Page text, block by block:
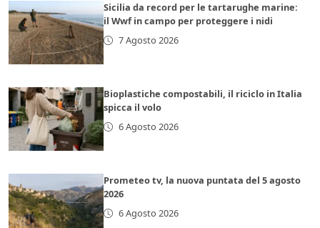
Sicilia da record per le tartarughe marine:
il Wwf in campo per proteggere i nidi
7 Agosto 2026
Bioplastiche compostabili, il riciclo in Italia
spicca il volo
6 Agosto 2026
Prometeo tv, la nuova puntata del 5 agosto
2026
6 Agosto 2026